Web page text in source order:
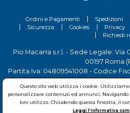
Ordini e Pagamenti Spedizioni
Sicurezza
Cookies Privacy
Richiedi
Pio Macarra s.r.l. - Sede Legale: Via
00197 Roma
Partita Iva: 04809541008 - Codice
Sociale 700.000
Tel.06 81156444- Sede Operativa:
San Cesareo
Questo sito web utilizza i cookie.
personalizzare contenuti ed annunci.
loro utilizzo. Chiudendo questa finestra, il
Leggi l'informativa